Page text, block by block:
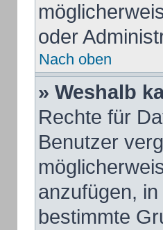
oder
Nach oben
» Weshalb
Rechte für
Benutzer
anzufügen,
bestimmte